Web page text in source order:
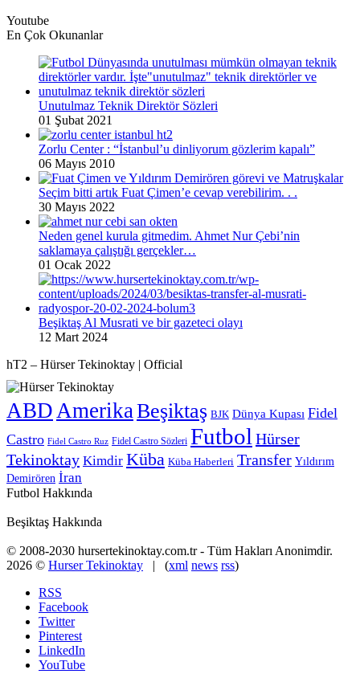
Youtube
En Çok Okunanlar
Unutulmaz Teknik Direktör Sözleri
01 Şubat 2021
Zorlu Center : “İstanbul’u dinliyorum gözlerim kapalı”
06 Mayıs 2010
Seçim bitti artık Fuat Çimen’e cevap verebilirim. . .
30 Mayıs 2022
Neden genel kurula gitmedim. Ahmet Nur Çebi’nin
saklamaya çalıştığı gerçekler…
01 Ocak 2022
Beşiktaş Al Musrati ve bir gazeteci olayı
12 Mart 2024
hT2 – Hürser Tekinoktay | Official
ABD Amerika Beşiktaş BJK Dünya Kupası Fidel
Castro Fidel Castro Ruz Fidel Castro Sözleri Futbol Hürser
Tekinoktay Kimdir Küba Küba Haberleri Transfer Yıldırım
Demirören İran
Futbol Hakkında
Beşiktaş Hakkında
© 2008-2030 hursertekinoktay.com.tr - Tüm Hakları Anonimdir.
2026 © Hurser Tekinoktay | (xml news rss)
RSS
Facebook
Twitter
Pinterest
LinkedIn
YouTube